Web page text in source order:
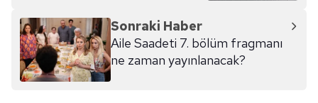
Sonraki Haber
Aile Saadeti 7. bölüm fragmanı
ne zaman yayınlanacak?